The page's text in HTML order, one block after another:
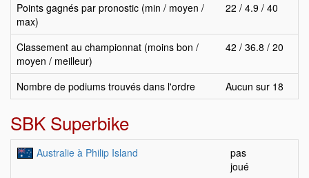
Points gagnés par pronostic (min / moyen /
max)
22 / 4.9 / 40
Classement au championnat (moins bon /
moyen / meilleur)
42 / 36.8 / 20
Nombre de podiums trouvés dans l'ordre Aucun sur 18
SBK Superbike
Australie à Philip Island
pas
joué